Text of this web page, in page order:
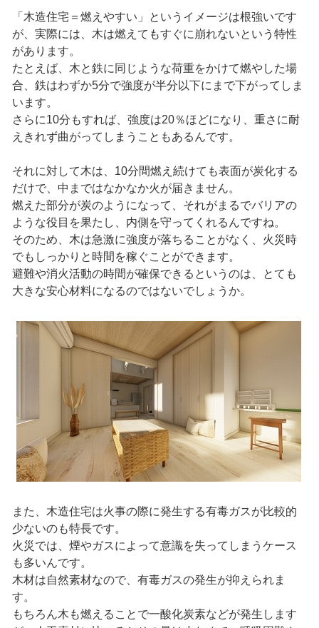
「木造住宅＝燃えやすい」というイメージは根強いです
が、実際には、木は燃えてもすぐに崩れないという特性
があります。
たとえば、木と鉄に同じような荷重をかけて燃やした場
合、鉄はわずか5分で強度が半分以下にまで下がってしま
います。
さらに10分もすれば、強度は20％ほどになり、重さに耐
えきれず曲がってしまうこともあるんです。
それに対して木は、10分間燃え続けても表面が炭化する
だけで、中まではなかなか火が届きません。
燃えた部分が炭のようになって、それがまるでバリアの
ような役目を果たし、内側を守ってくれるんですね。
そのため、木は急激に強度が落ちることがなく、火災時
でもしっかりと時間を稼ぐことができます。
避難や消火活動の時間が確保できるというのは、とても
大きな安心材料になるのではないでしょうか。
また、木造住宅は火事の際に発生する有毒ガスが比較的
少ないのも特長です。
火災では、煙やガスによって意識を失ってしまうケース
も多いんです。
木材は自然素材なので、有毒ガスの発生が抑えられま
す。
もちろん木も燃えることで一酸化炭素などが発生します